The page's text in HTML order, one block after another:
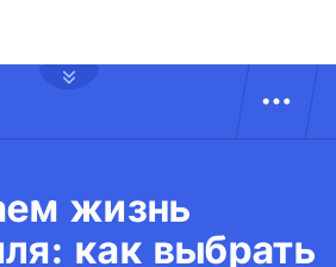
жизнь
как выбрать